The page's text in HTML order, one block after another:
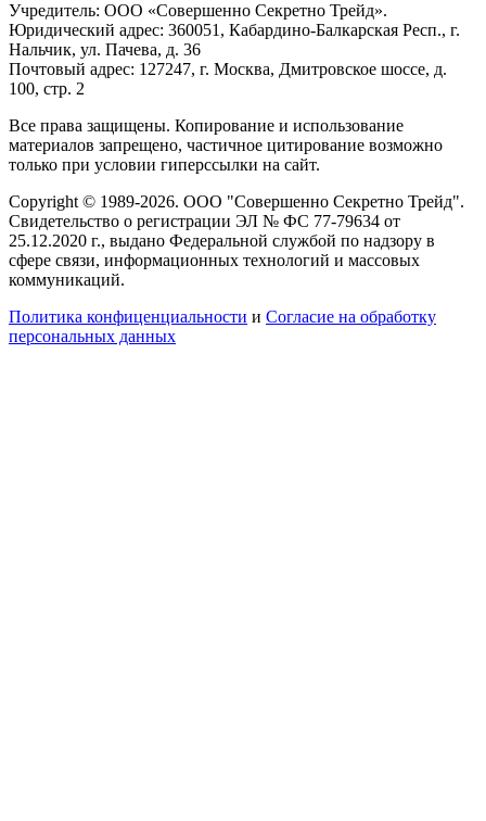
Учредитель: ООО «Совершенно Секретно Трейд».
Юридический адрес: 360051, Кабардино-Балкарская Респ., г.
Нальчик, ул. Пачева, д. 36
Почтовый адрес: 127247, г. Москва, Дмитровское шоссе, д.
100, стр. 2
Все права защищены. Копирование и использование
материалов запрещено, частичное цитирование возможно
только при условии гиперссылки на сайт.
Copyright © 1989-2026. ООО "Совершенно Секретно Трейд".
Свидетельство о регистрации ЭЛ № ФС 77-79634 от
25.12.2020 г., выдано Федеральной службой по надзору в
сфере связи, информационных технологий и массовых
коммуникаций.
Политика конфиценциальности и Согласие на обработку
персональных данных